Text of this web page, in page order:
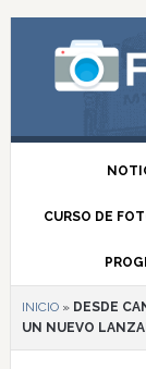
CURSO DE
INICIO» DESDE
UN NUEVO